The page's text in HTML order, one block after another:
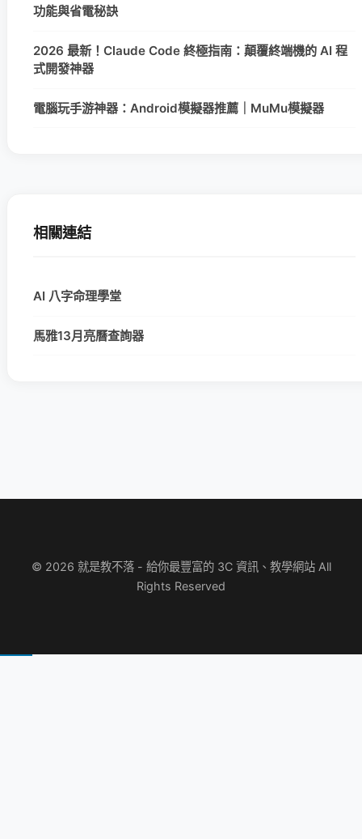
功能與省電秘訣
2026 最新！Claude Code 終極指南：顛覆終端機的 AI 程
式開發神器
電腦玩手游神器：Android模擬器推薦｜MuMu模擬器
相關連結
AI 八字命理學堂
馬雅13月亮曆查詢器
© 2026 就是教不落 - 給你最豐富的 3C 資訊、教學網站 All
Rights Reserved